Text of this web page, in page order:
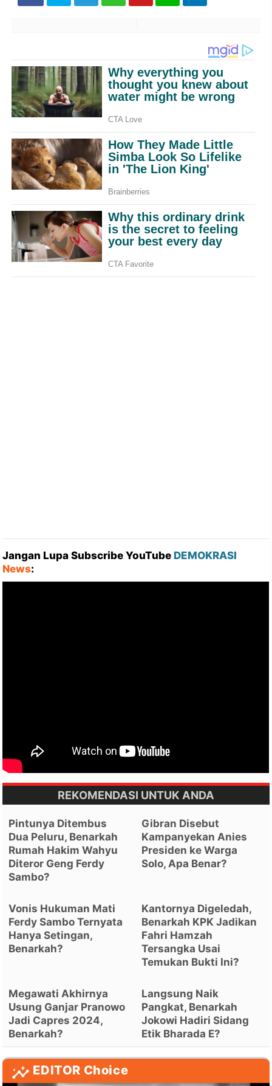
Jangan Lupa Subscribe YouTube DEMOKRASI
News:
REKOMENDASI UNTUK ANDA
Pintunya Ditembus
Dua Peluru, Benarkah
Rumah Hakim Wahyu
Diteror Geng Ferdy
Sambo?
Gibran Disebut
Kampanyekan Anies
Presiden ke Warga
Solo, Apa Benar?
Vonis Hukuman Mati
Ferdy Sambo Ternyata
Hanya Setingan,
Benarkah?
Kantornya Digeledah,
Benarkah KPK Jadikan
Fahri Hamzah
Tersangka Usai
Temukan Bukti Ini?
Megawati Akhirnya
Usung Ganjar Pranowo
Jadi Capres 2024,
Benarkah?
Langsung Naik
Pangkat, Benarkah
Jokowi Hadiri Sidang
Etik Bharada E?
EDITOR Choice